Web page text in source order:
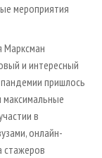
мероприятия
Марксман
и интересный
пришлось
в
онлайн-
стажеров